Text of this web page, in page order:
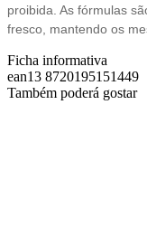
proibida. As fórmulas
fresco, mantendo os
Ficha informativa
ean13 8720195151449
Também poderá gostar